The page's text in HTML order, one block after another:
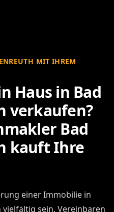
MIT IHREM
Haus in Bad
verkaufen?
Bad
kauft Ihre
einer Immobilie in
sein. Vereinbaren